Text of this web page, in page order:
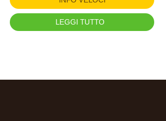
LEGGI TUTTO